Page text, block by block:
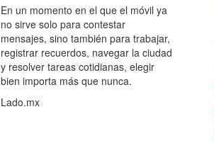
En un momento en el que el móvil ya
no sirve solo para contestar
mensajes, sino también para trabajar,
registrar recuerdos, navegar la ciudad
y resolver tareas cotidianas, elegir
bien importa más que nunca.
Lado.mx